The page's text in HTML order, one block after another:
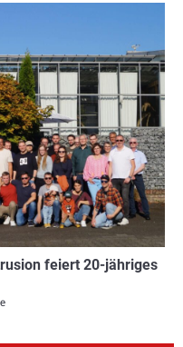
feiert 20-jähriges